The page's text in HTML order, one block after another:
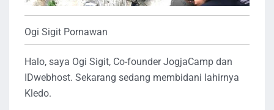
Ogi Sigit Pornawan
Halo, saya Ogi Sigit, Co-founder JogjaCamp dan
IDwebhost. Sekarang sedang membidani lahirnya
Kledo.